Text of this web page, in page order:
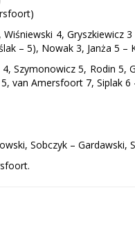
4, Gryszkiewicz
– 5), Nowak 3, Janża 5 –
Szymonowicz 5, Rodin 5,
van Amersfoort 7, Siplak 6
Sobczyk – Gardawski,